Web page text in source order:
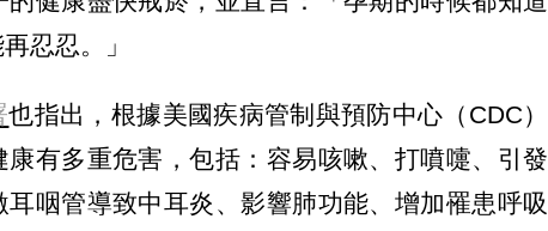
忍忍。」
也指出，根據美國疾病管制與預防中心（CDC）
有多重危害，包括：容易咳嗽、打噴嚏、引發
咽管導致中耳炎、影響肺功能、增加罹患呼吸